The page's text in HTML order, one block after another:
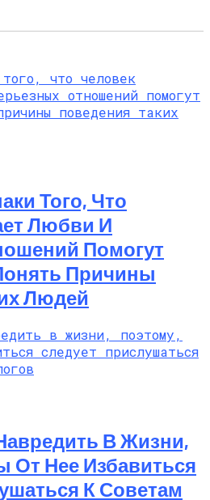
Того, Что
Любви И
Помогут
Причины
Людей
В Жизни,
От Нее Избавиться
К Советам